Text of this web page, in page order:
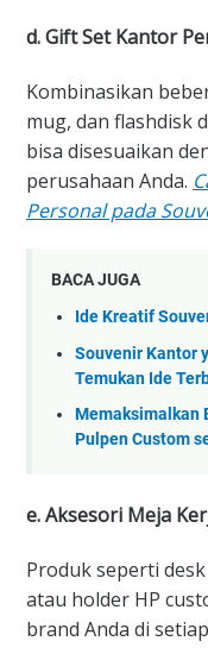
d. Gift Set Kantor
Kombinasikan
mug, dan flashdisk
bisa disesuaikan
perusahaan Anda.
Personal pada
BACA JUGA
Ide Kreatif
Souvenir Kantor
Temukan Ide
Memaksimalkan
Pulpen Custom
e. Aksesori Meja
Produk seperti
atau holder HP
brand Anda di